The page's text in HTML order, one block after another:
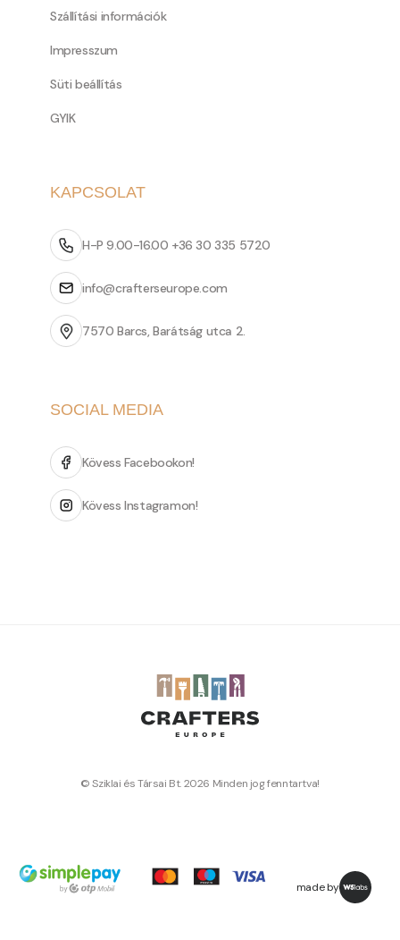
Szállítási információk
Impresszum
Süti beállítás
GYIK
KAPCSOLAT
H-P 9.00-16.00 +36 30 335 5720
info@crafterseurope.com
7570 Barcs, Barátság utca 2.
SOCIAL MEDIA
Kövess Facebookon!
Kövess Instagramon!
© Sziklai és Társai Bt. 2026 Minden jog fenntartva!
made by